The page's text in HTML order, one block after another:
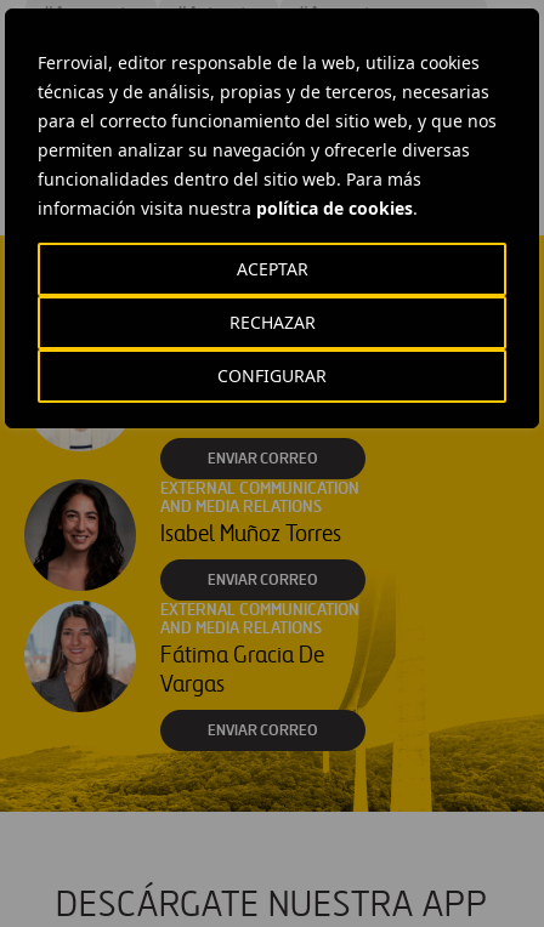
Ferrovial, editor responsable de la web, utiliza cookies
técnicas y de análisis, propias y de terceros, necesarias
para el correcto funcionamiento del sitio web, y que nos
permiten analizar su navegación y ofrecerle diversas
funcionalidades dentro del sitio web. Para más
información visita nuestra política de cookies.
CONFIGURAR
RECHAZAR
ACEPTAR
#Aeropuertos #Autopistas #Accionistas e inversores
#
Corporativo Dividendos # Gestión
#Junta General de Accionistas #Ferrovial
HEAD OF EXTERNAL
COMMUNICATION AND
INSTITUTIONAL RELATIONS
ENVIAR CORREO
EXTERNAL COMMUNICATION
AND MEDIA RELATIONS
Isabel Muñoz Torres
ENVIAR CORREO
EXTERNAL COMMUNICATION
AND MEDIA RELATIONS
Fátima Gracia De
Vargas
ENVIAR CORREO
DESCÁRGATE NUESTRA APP